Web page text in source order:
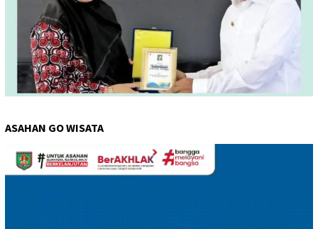
ASAHAN GO WISATA
Pemutar
Video